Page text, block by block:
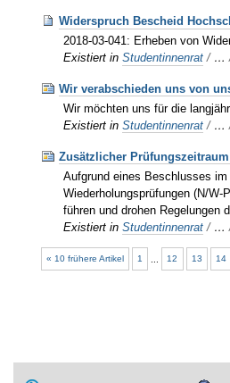
Widerspruch Bescheid
2018-03-041: Erheben von
Existiert in Studentinnenrat / …
Wir verabschieden uns von
Wir möchten uns für die
Existiert in Studentinnenrat / …
Zusätzlicher
Aufgrund eines Beschlusses
Wiederholungsprüfungen (N/
führen und drohen Regelungen
Existiert in Studentinnenrat / …
« 10 frühere Artikel 1 12 13 14